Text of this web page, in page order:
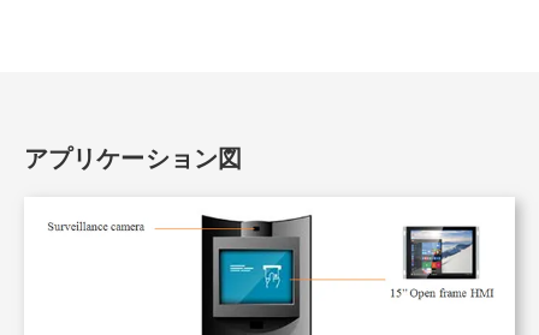
アプリケーション図